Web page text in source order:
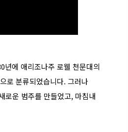
에 애리조나주 로웰 천문대의
로 분류되었습니다. 그러나
로운 범주를 만들었고, 마침내